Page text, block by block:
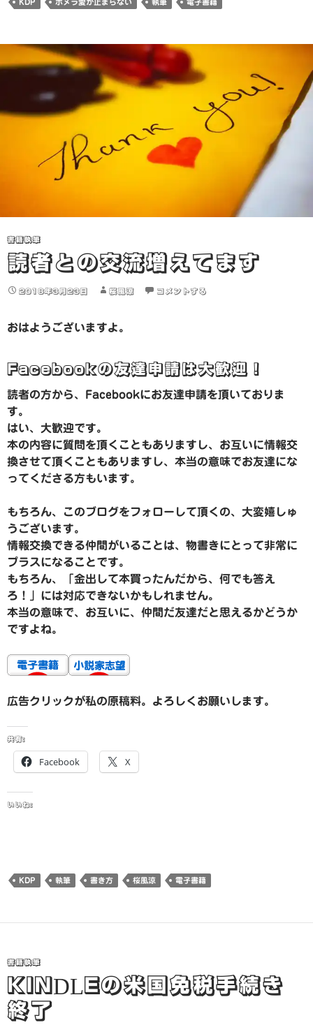
KDP ポメラ愛が止まらない 執筆 電子書籍
書籍執筆
読者との交流増えてます
2018年3月23日 桜風涼 コメントする
おはようございますよ。
Facebookの友達申請は大歓迎！
読者の方から、Facebookにお友達申請を頂いておりま
す。
はい、大歓迎です。
本の内容に質問を頂くこともありますし、お互いに情報交
換させて頂くこともありますし、本当の意味でお友達にな
ってくださる方もいます。
もちろん、このブログをフォローして頂くの、大変嬉しゅ
うございます。
情報交換できる仲間がいることは、物書きにとって非常に
プラスになることです。
もちろん、「金出して本買ったんだから、何でも答え
ろ！」には対応できないかもしれません。
本当の意味で、お互いに、仲間だ友達だと思えるかどうか
ですよね。
広告クリックが私の原稿料。よろしくお願いします。
共有:
Facebook X
いいね:
KDP 執筆 書き方 桜風涼 電子書籍
書籍執筆
KINDLEの米国免税手続き
終了